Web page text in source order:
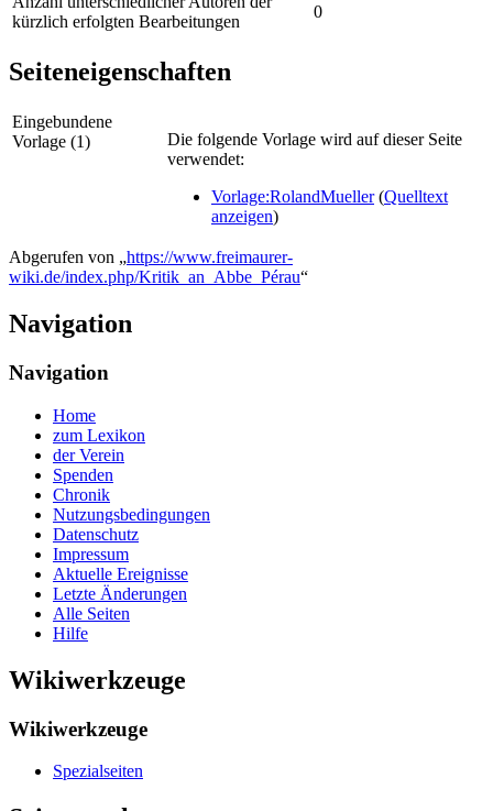
kürzlich erfolgten Bearbeitungen
0
Seiteneigenschaften
Eingebundene
Vorlage (1)
Die folgende Vorlage wird auf dieser Seite
verwendet:
Vorlage:RolandMueller(Quelltext
anzeigen)
Abgerufen von „https://www.freimaurer-
wiki.de/index.php/Kritik_an_Abbe_Pérau“
Navigation
Navigation
Home
zum Lexikon
der Verein
Spenden
Chronik
Nutzungsbedingungen
Datenschutz
Impressum
Aktuelle Ereignisse
Letzte Änderungen
Alle Seiten
Hilfe
Wikiwerkzeuge
Wikiwerkzeuge
Spezialseiten